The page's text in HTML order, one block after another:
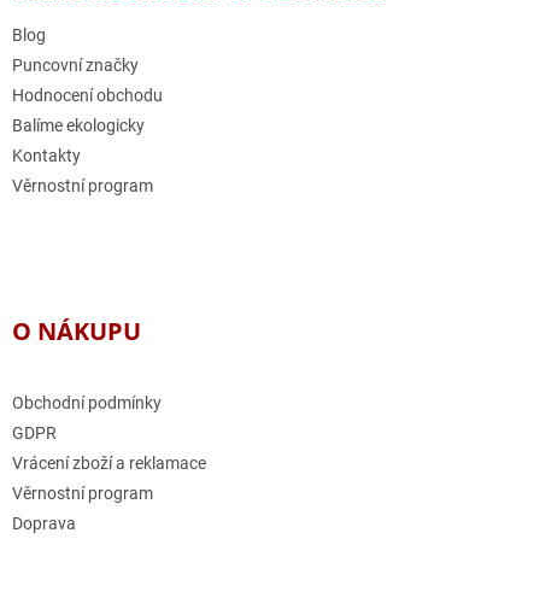
Blog
Puncovní značky
Hodnocení obchodu
Balíme ekologicky
Kontakty
Věrnostní program
O NÁKUPU
Obchodní podmínky
GDPR
Vrácení zboží a reklamace
Věrnostní program
Doprava